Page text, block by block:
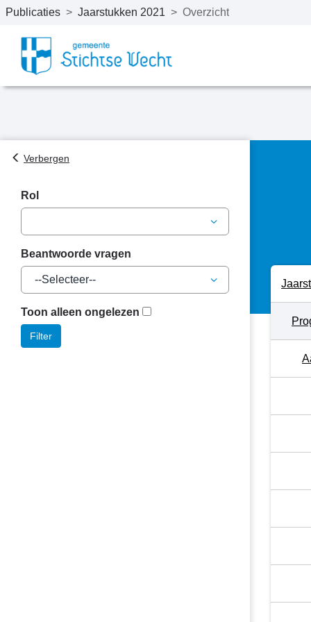
Naar hoofdinhoud
Publicaties > Jaarstukken 2021 > Overzicht
Verbergen
Rol
Beantwoorde vragen
Toon alleen ongelezen
Filter